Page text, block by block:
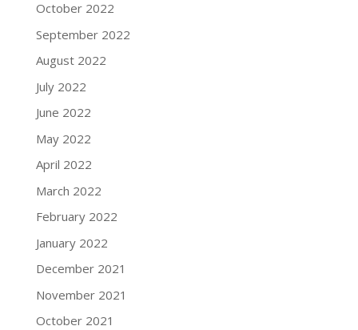
October 2022
September 2022
August 2022
July 2022
June 2022
May 2022
April 2022
March 2022
February 2022
January 2022
December 2021
November 2021
October 2021